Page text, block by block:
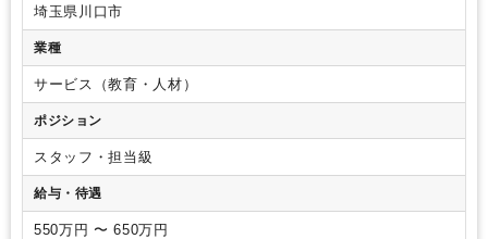
経験者、日商簿記1級以上
ョンを円滑に取れる方
り抜く事ができる方
埼玉県川口市
業種
サービス（教育・人材）
ポジション
スタッフ・担当級
給与・待遇
550万円 〜 650万円